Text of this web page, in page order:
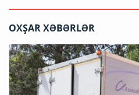
OXŞAR XƏBƏRLƏR